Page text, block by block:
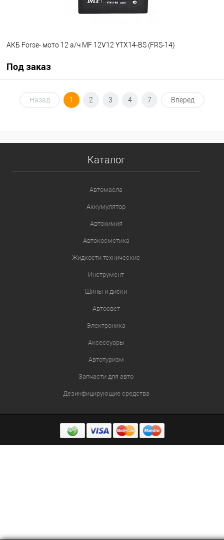
АКБ Forse- мото 12 а/ч MF 12V12 YTX14-BS (FRS-14)
Под заказ
Под заказ
Назад 1 2 3 4 7 Вперед
Каталог
Автомасла
Аккумулятор
Автохимия
Автокосметика
Жидкости технические
Инструмент
Шины и диски
Автосвет
Электроника
Аксессуары
Автотуризм
Запчасти для авто
Дезинфицирующие средства